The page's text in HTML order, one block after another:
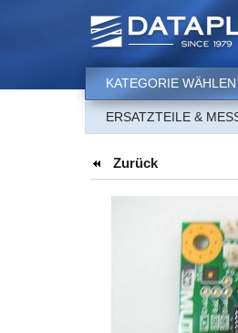
KATEGORIE WÄHLEN
ERSATZTEILE &
Zurück